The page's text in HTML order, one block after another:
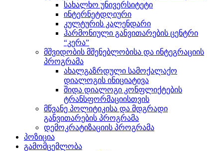
სახალხო უნივერსიტეტი
ინტერნეტდღიური
კულტურის კალენდარი
ჰარმონიული განვითარების ცენტრი
“კერა”
მშვიდობის მშენებლობისა და ინტეგრაციის
პროგრამა
ახალგაზრდული სამოქალაქო
დიალოგის ინიციატივა
შიდა დიალოგი კონფლიქტების
ტრანსფორმაციისთვის
მწვანე პოლიტიკისა და მდგრადი
განვითარების პროგრამა
დემოკრატიზაციის პროგრამა
პოზიცია
გამომცემლობა